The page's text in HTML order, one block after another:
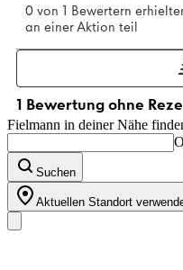
Fielmann in deiner Nähe
Suchen
Aktuellen Standort